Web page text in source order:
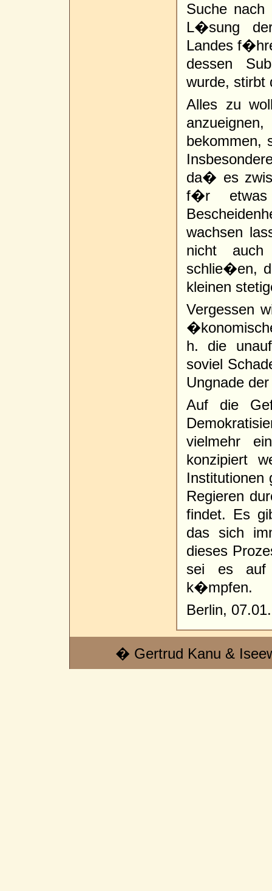
Suche nach
L�sung
Landes
dessen
wurde, stirbt
Alles zu
bekommen,
da� es
f�r
wachsen
nicht auch
schlie�en,
kleinen
Vergessen
h. die
soviel
Ungnade
Auf die
vielmehr
konzipiert
Institutionen
Regieren
findet. Es
das sich
dieses
sei es auf
k�mpfen.
Berlin,
� Gertrud Kanu &